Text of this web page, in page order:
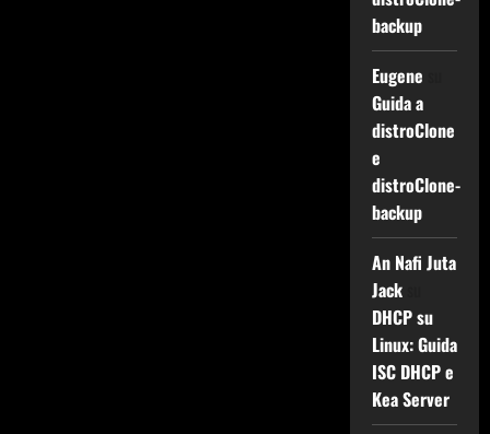
backup
Eugene
Guida a
distroClone
e
distroClone-
backup
An Nafi Juta
Jacksu
DHCP su
Linux: Guida
ISC DHCP e
Kea Server